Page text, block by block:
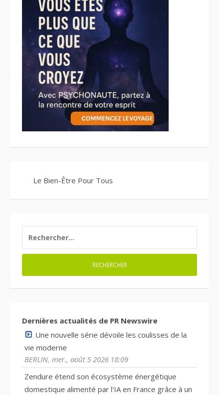
Le Bien-Être Pour Tous
Dernières actualités de PR Newswire
Une nouvelle série dévoile les coulisses de la
vie moderne
BERLIN, mer., août 5 2026 18:09
Zendure étend son écosystème énergétique
domestique alimenté par l'IA en France grâce à un